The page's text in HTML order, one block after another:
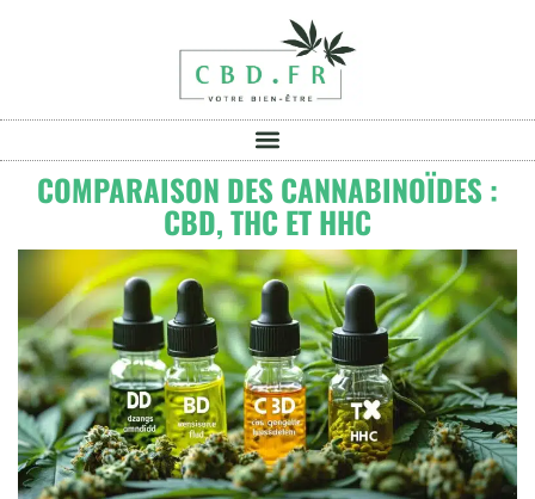
COMPARAISON DES CANNABINOÏDES :
CBD, THC ET HHC